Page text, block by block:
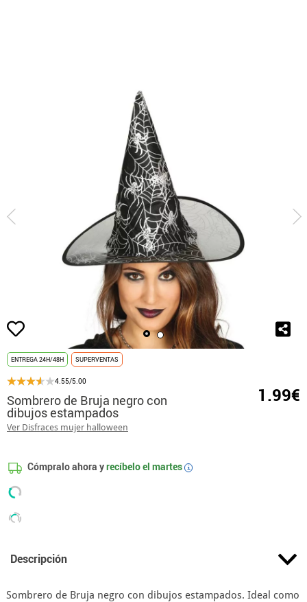
ENTREGA 24H/48H SUPERVENTAS
4.55/5.00
Sombrero de Bruja negro con
dibujos estampados
Ver Disfraces mujer halloween
1.99€
Cómpralo ahora yrecíbelo el martes i
Descripción
Sombrero de Bruja negro con dibujos estampados. Ideal como